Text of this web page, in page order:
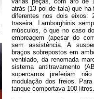
atrás (13 pol de tala) que na
diferentes nos dois eixos:
traseira. Lamborghinis
músculos, o que no caso
embreagem (apesar do
sem assistência. A
braços sobrepostos em
ventilado, da renomada
sistema antitravamento
supercarros preferiam
modulação dos freios.
tanque comportava 100 litros.